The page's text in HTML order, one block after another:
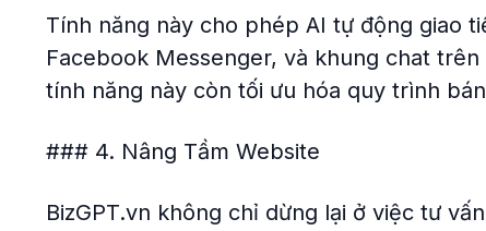
Tính năng này cho phép AI tự động giao
Facebook Messenger, và khung chat
tính năng này còn tối ưu hóa quy trình
### 4. Nâng Tầm Website
BizGPT.vn không chỉ dừng lại ở việc tư